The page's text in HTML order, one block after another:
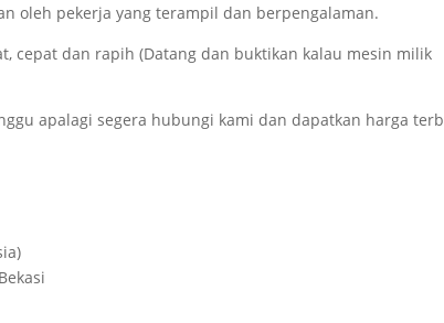
oleh pekerja yang terampil dan berpengalaman.
cepat dan rapih (Datang dan buktikan kalau mesin milik
apalagi segera hubungi kami dan dapatkan harga